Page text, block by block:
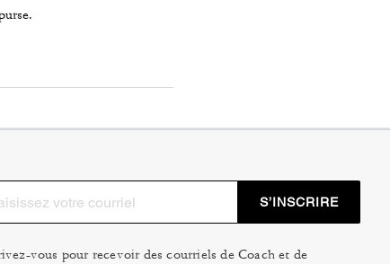
S’INSCRIRE
vous pour recevoir des courriels de Coach et de